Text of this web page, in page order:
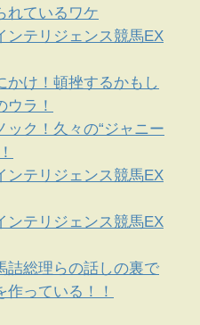
れているワケ
ンテリジェンス競馬EX
かけ！頓挫するかもし
ラ！
ック！久々の“ジャニー
ンテリジェンス競馬EX
ンテリジェンス競馬EX
詰総理らの話しの裏で
っている！！